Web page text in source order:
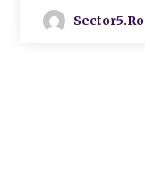
Sector5.ro